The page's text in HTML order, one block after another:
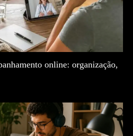
online: organização,